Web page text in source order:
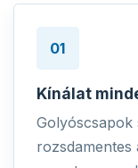
01
Kínálat